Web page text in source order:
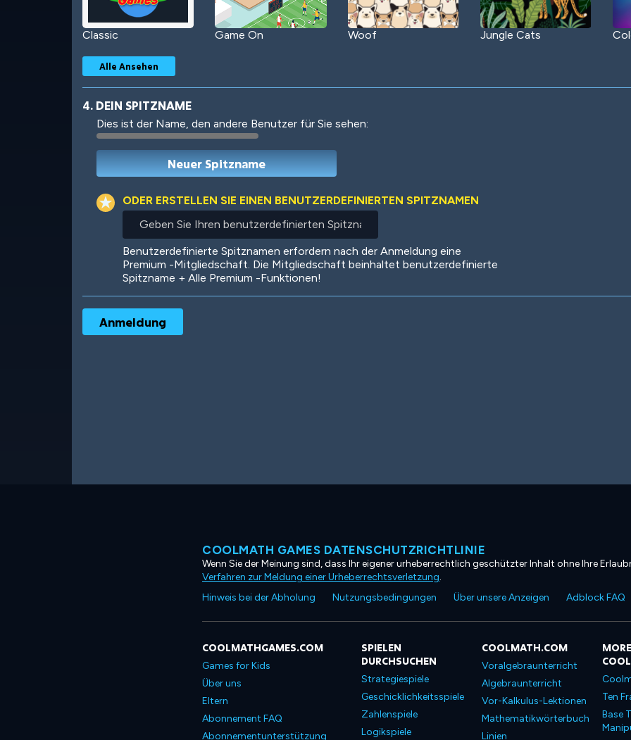
Classic Game On Woof Jungle Cats
Robotic International
Starlight Circuits
Alle Ansehen
4. DEIN SPITZNAME
Dies ist der Name, den andere Benutzer für Sie sehen:
ODER ERSTELLEN SIE EINEN BENUTZERDEFINIERTEN SPITZNAMEN
benutzerdefinierten
Spitznamen
Benutzerdefinierte Spitznamen erfordern nach der Anmeldung eine
Premium -Mitgliedschaft. Die Mitgliedschaft beinhaltet benutzerdefinierte
Spitzname + Alle Premium -Funktionen!
COOLMATH GAMES DATENSCHUTZRICHTLINIE
Wenn Sie der Meinung sind, dass Ihr eigener urheberrechtlich geschützter Inhalt ohne Ihre
Verfahren zur Meldung einer Urheberrechtsverletzung.
Hinweis bei der Abholung
Nutzungsbedingungen Über unsere Anzeigen Adblock FAQ
COOLMATHGAMES.COM
Games for Kids
Über uns
Eltern
Abonnement FAQ
Abonnementunterstützung
SPIELEN
DURCHSUCHEN
Strategiespiele
Geschicklichkeitsspiele
Zahlenspiele
Logikspiele
COOLMATH.COM
Voralgebraunterricht
Algebraunterricht
Vor-Kalkulus-Lektionen
Mathematikwörterbuch
Linien
Ten
Base